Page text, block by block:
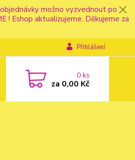
možno vyzvednout po
! Eshop aktualizujeme. Děkujeme za
Přihlášení
0ks
za 0,00 Kč